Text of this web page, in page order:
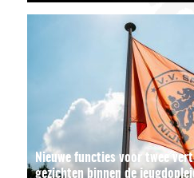
Nieuwe functies voor twee
gezichten binnen de